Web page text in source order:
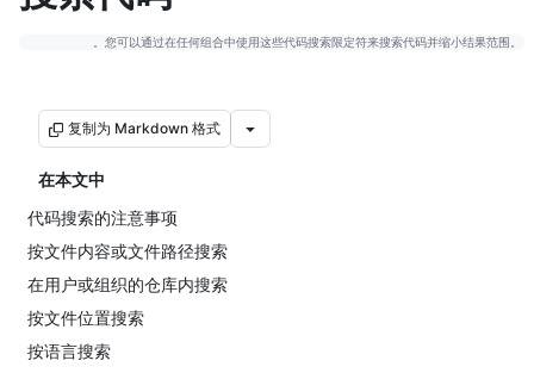
复制为 Markdown 格式
在本文中
代码搜索的注意事项
按文件内容或文件路径搜索
在用户或组织的仓库内搜索
按文件位置搜索
按语言搜索